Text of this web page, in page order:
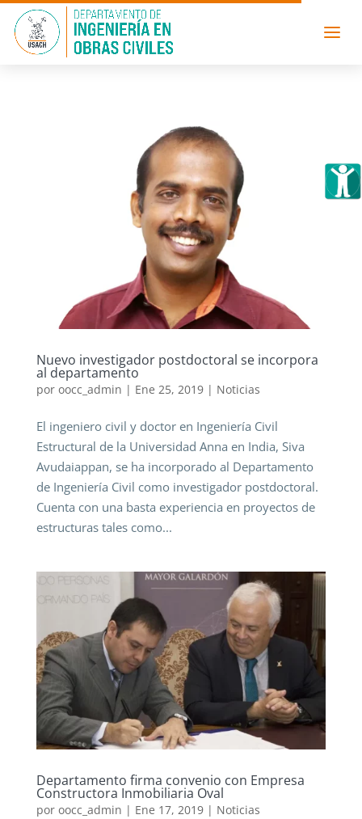
Nuevo investigador postdoctoral se incorpora
al departamento
por oocc_admin | Ene 25, 2019| Noticias
El ingeniero civil y doctor en Ingeniería Civil
Estructural de la Universidad Anna en India, Siva
Avudaiappan, se ha incorporado al Departamento
de Ingeniería Civil como investigador postdoctoral.
Cuenta con una basta experiencia en proyectos de
estructuras tales como...
Departamento firma convenio con Empresa
Constructora Inmobiliaria Oval
por oocc_admin | Ene 17, 2019| Noticias